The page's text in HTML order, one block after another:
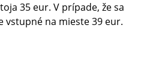
35 eur. V prípade, že sa
vstupné na mieste 39 eur.